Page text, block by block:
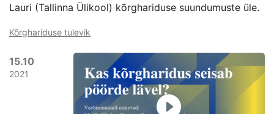
Lauri (Tallinna Ülikool) kõrghariduse suundumuste üle.
Kõrghariduse tulevik
15.10
2021